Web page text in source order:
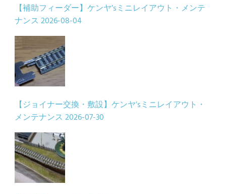
【補助フィーダー】ケンヤ’sミニレイアウト・メンテ
ナンス 2026-08-04
【ジョイナー交換・敷設】ケンヤ’sミニレイアウト・
メンテナンス 2026-07-30